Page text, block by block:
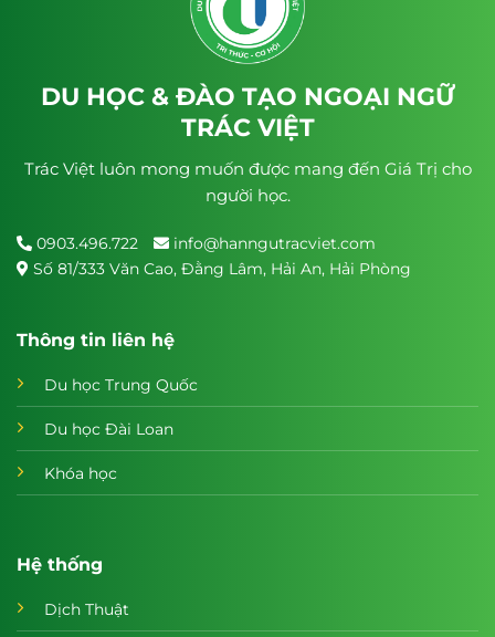
DU HỌC & ĐÀO TẠO NGOẠI NGỮ
TRÁC VIỆT
Trác Việt luôn mong muốn được mang đến Giá Trị cho
người học.
0903.496.722
info@hanngutracviet.com
Số 81/333 Văn Cao, Đằng Lâm, Hải An, Hải Phòng
Thông tin liên hệ
Du học Trung Quốc
Du học Đài Loan
Khóa học
Hệ thống
Dịch Thuật